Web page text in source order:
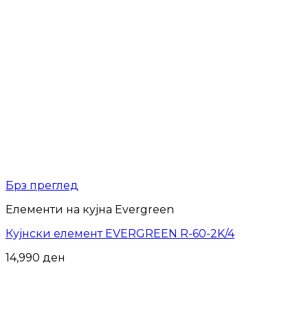
Брз преглед
Елементи на кујна Evergreen
Кујнски елемент EVERGREEN R-60-2K/4
14,990 ден